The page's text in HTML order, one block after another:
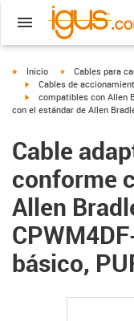
igus-icon-arrow-right
Inicio igus-icon-arrow-
Cables para
igus-icon-arrow-right
Cables de
igus-icon-arrow-right
compatibles con Allen
con el estándar de Allen
Cable
conforme
Allen
básico,